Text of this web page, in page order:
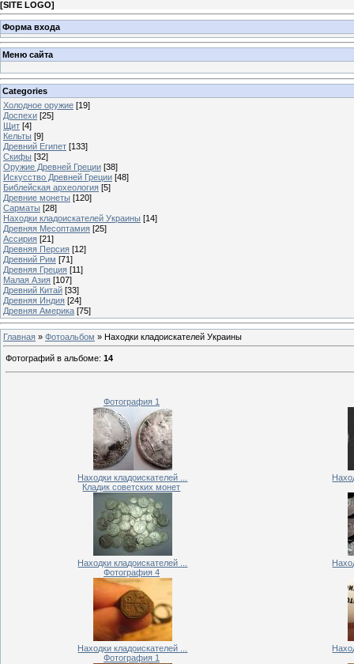
[SITE LOGO]
Форма входа
Меню сайта
Categories
Холодное оружие [19]
Доспехи [25]
Щит [4]
Кельты [9]
Древний Египет [133]
Скифы [32]
Оружие Древней Греции [38]
Искусство Древней Греции [48]
Библейская археология [5]
Древние монеты [120]
Сарматы [28]
Находки кладоискателей Украины [14]
Древняя Месоптамия [25]
Ассирия [21]
Древняя Персия [12]
Древний Рим [71]
Древняя Греция [11]
Малая Азия [107]
Древний Китай [33]
Древняя Индия [24]
Древняя Америка [75]
Главная » Фотоальбом » Находки кладоискателей Украины
Фотографий в альбоме: 14
Фотография 1
Находки кладоискателей ...
Кладик советских монет
Находки кладоискателей ...
Фотография 4
Находки кладоискателей ...
Фотография 1